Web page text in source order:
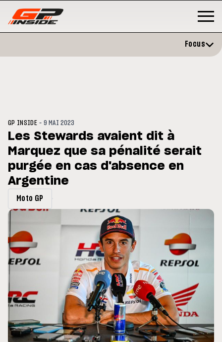
opéré avec succès de la
droite à Madrid
MOTO GP
Silverstone : Horaires et
Programme du GP de Grande-
Focus
GP INSIDE -9 MAI 2023
Les Stewards avaient dit à
Marquez que sa pénalité serait
purgée en cas d'absence en
Argentine
Moto GP